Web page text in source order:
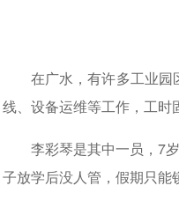
在广水，有许多工业园区
线、设备运维等工作，工
李彩琴是其中一员，7岁
子放学后没人管，假期只能